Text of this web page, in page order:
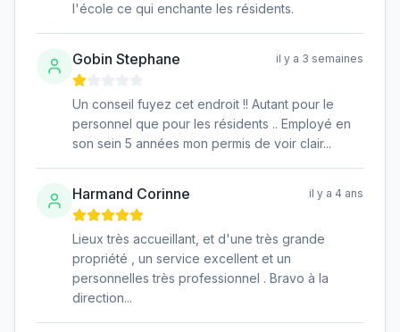
l'école ce qui enchante les résidents.
Gobin Stephane il y a 3 semaines
Un conseil fuyez cet endroit !! Autant pour le
personnel que pour les résidents .. Employé en
son sein 5 années mon permis de voir clair...
Harmand Corinne il y a 4 ans
Lieux très accueillant, et d'une très grande
propriété , un service excellent et un
personnelles très professionnel . Bravo à la
direction...